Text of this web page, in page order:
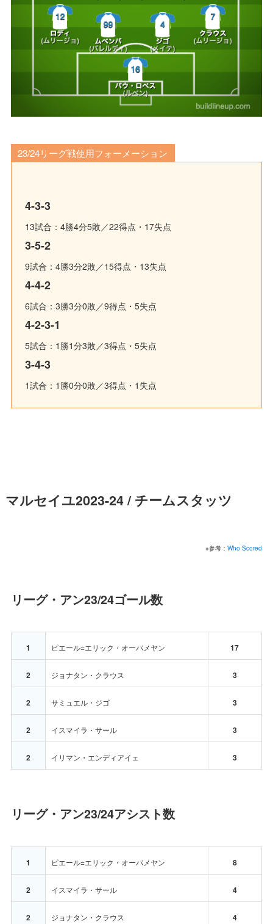
23/24リーグ戦使用フォーメーション
4-3-3
13試合：4勝4分5敗／22得点・17失点
3-5-2
9試合：4勝3分2敗／15得点・13失点
4-4-2
6試合：3勝3分0敗／9得点・5失点
4-2-3-1
5試合：1勝1分3敗／3得点・5失点
3-4-3
1試合：1勝0分0敗／3得点・1失点
マルセイユ2023-24 / チームスタッツ
※参考：Who Scored
リーグ・アン23/24ゴール数
1 ピエール=エリック・オーバメヤン 17
2 ジョナタン・クラウス 3
2 サミュエル・ジゴ 3
2 イスマイラ・サール 3
2 イリマン・エンディアイェ 3
リーグ・アン23/24アシスト数
1 ピエール=エリック・オーバメヤン 8
2 イスマイラ・サール 4
2 ジョナタン・クラウス 4